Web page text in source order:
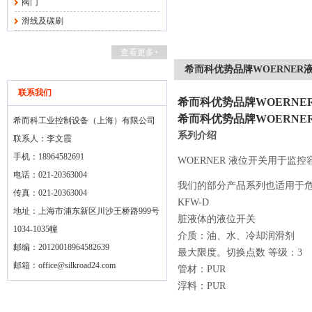
阀门
滑线及碳刷
查看更多+
联系我们
希而科工业控制设备（上海）有限公司
联系人：李文霞
手机：18964582691
电话：021-20363004
传真：021-20363004
地址：上海市浦东新区川沙王桥路999号
1034-1035幢
邮编：20120018964582639
邮箱： office@silkroad24.com
希而科优势品牌WOERNER
希而科优势品牌
希而科优势品牌
系列介绍
WOERNER 液位开关用于监控
我们的部分产品系列也适用于
KFW-D
脏液体的液位开关
介质：油、水、冷却润滑剂
最大限度。切换点数 等级： 3
管材： PUR
浮料： PUR